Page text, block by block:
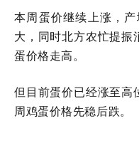
本周蛋价继续上涨，
大，同时北方农忙提
蛋价格走高。
但目前蛋价已经涨至高
周鸡蛋价格先稳后跌。